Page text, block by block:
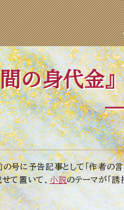
の身代金
岡
号に予告記事として「作者の言
て置いて、小説のテーマが「